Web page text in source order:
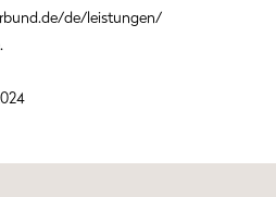
de/leistungen/
.